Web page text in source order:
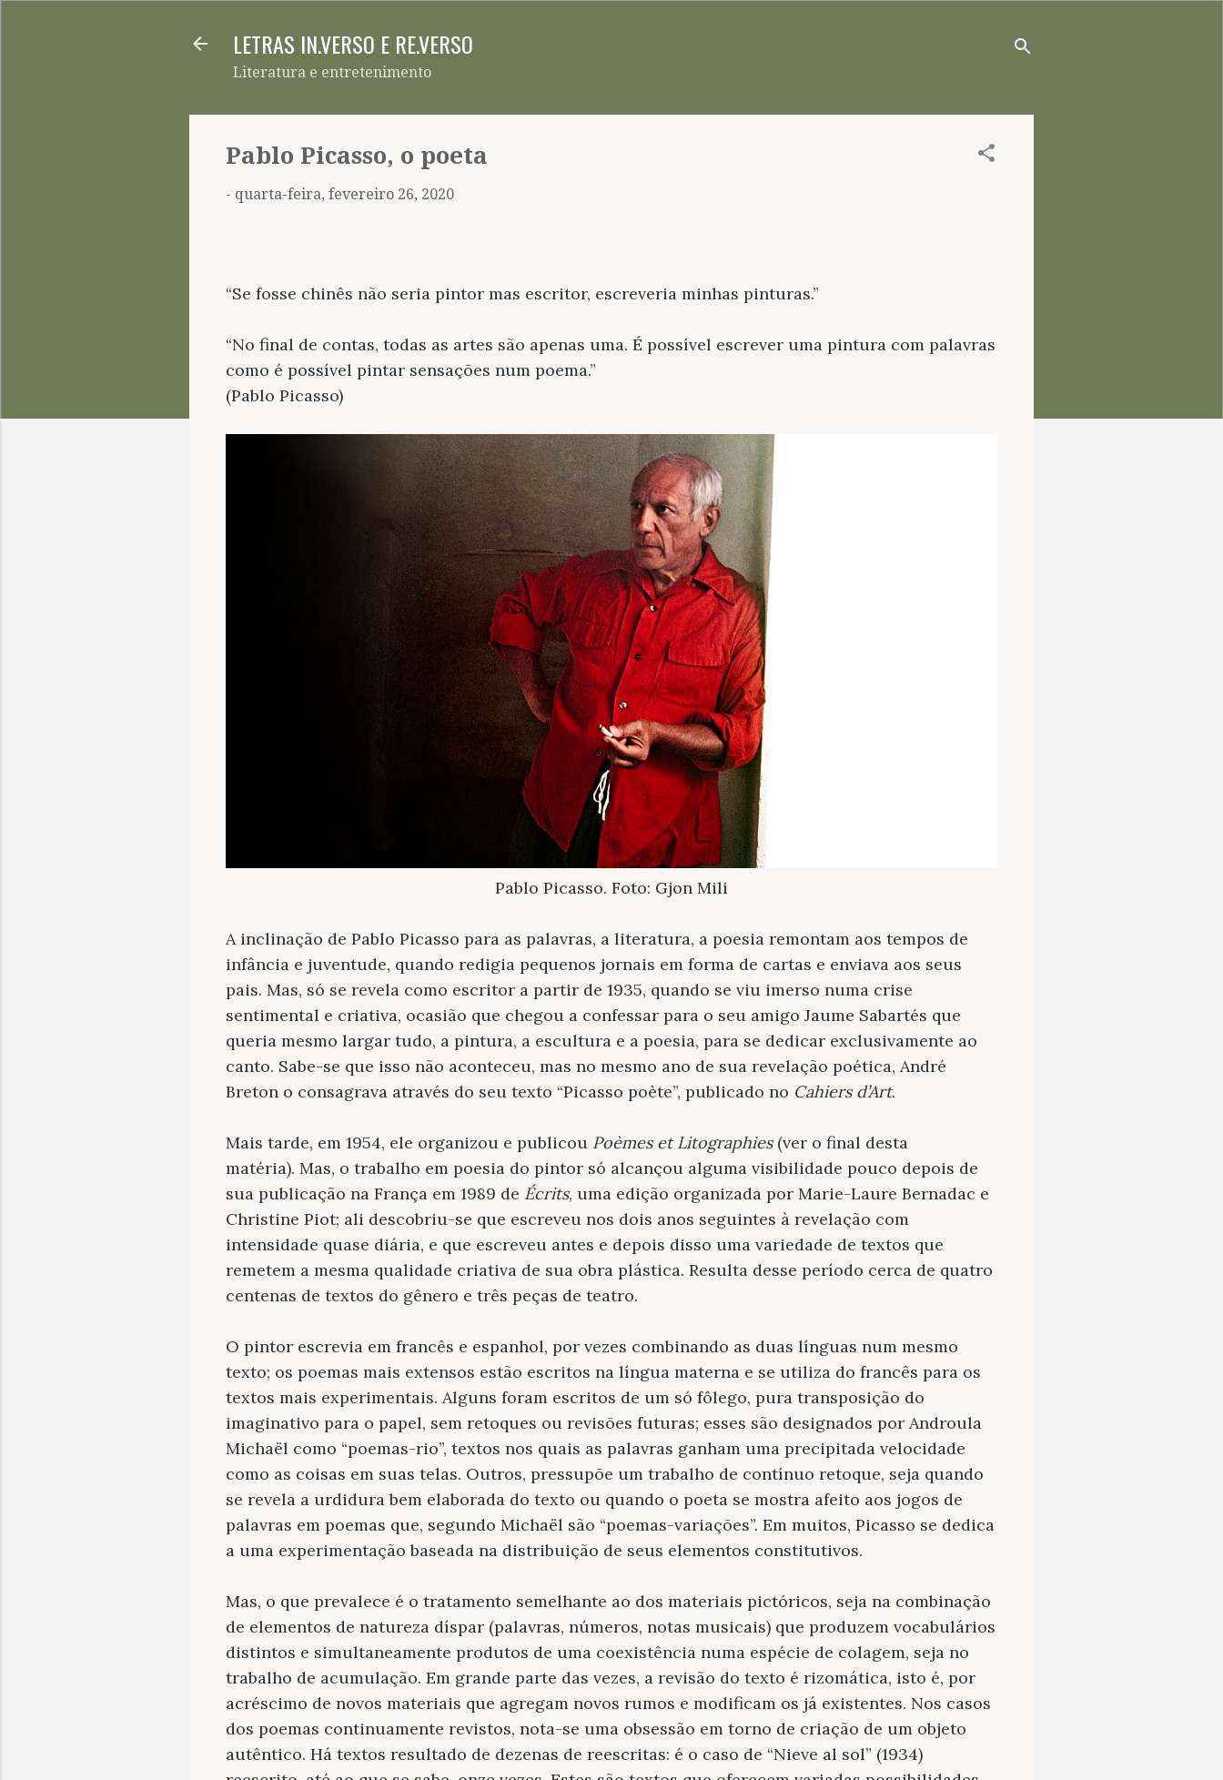
LETRAS IN.VERSO E RE.VERSO
Literatura e entretenimento
Pablo Picasso, o poeta
- quarta-feira, fevereiro 26, 2020
“Se fosse chinês não seria pintor mas escritor, escreveria minhas pinturas.”
“No final de contas, todas as artes são apenas uma. É possível escrever uma pintura com palavras
como é possível pintar sensações num poema.”
(Pablo Picasso)
Pablo Picasso. Foto: Gjon Mili
A inclinação de Pablo Picasso para as palavras, a literatura, a poesia remontam aos tempos de
infância e juventude, quando redigia pequenos jornais em forma de cartas e enviava aos seus
pais. Mas, só se revela como escritor a partir de 1935, quando se viu imerso numa crise
sentimental e criativa, ocasião que chegou a confessar para o seu amigo Jaume Sabartés que
queria mesmo largar tudo, a pintura, a escultura e a poesia, para se dedicar exclusivamente ao
canto. Sabe-se que isso não aconteceu, mas no mesmo ano de sua revelação poética, André
Breton o consagrava através do seu texto “Picasso poète”, publicado no Cahiers d’Art.
Mais tarde, em 1954, ele organizou e publicou Poèmes et Litographies (ver o final desta
matéria). Mas, o trabalho em poesia do pintor só alcançou alguma visibilidade pouco depois de
sua publicação na França em 1989 de Écrits, uma edição organizada por Marie-Laure Bernadac e
Christine Piot; ali descobriu-se que escreveu nos dois anos seguintes à revelação com
intensidade quase diária, e que escreveu antes e depois disso uma variedade de textos que
remetem a mesma qualidade criativa de sua obra plástica. Resulta desse período cerca de quatro
centenas de textos do gênero e três peças de teatro.
O pintor escrevia em francês e espanhol, por vezes combinando as duas línguas num mesmo
texto; os poemas mais extensos estão escritos na língua materna e se utiliza do francês para os
textos mais experimentais. Alguns foram escritos de um só fôlego, pura transposição do
imaginativo para o papel, sem retoques ou revisões futuras; esses são designados por Androula
Michaël como “poemas-rio”, textos nos quais as palavras ganham uma precipitada velocidade
como as coisas em suas telas. Outros, pressupõe um trabalho de contínuo retoque, seja quando
se revela a urdidura bem elaborada do texto ou quando o poeta se mostra afeito aos jogos de
palavras em poemas que, segundo Michaël são “poemas-variações”. Em muitos, Picasso se dedica
a uma experimentação baseada na distribuição de seus elementos constitutivos.
Mas, o que prevalece é o tratamento semelhante ao dos materiais pictóricos, seja na combinação
de elementos de natureza díspar (palavras, números, notas musicais) que produzem vocabulários
distintos e simultaneamente produtos de uma coexistência numa espécie de colagem, seja no
trabalho de acumulação. Em grande parte das vezes, a revisão do texto é rizomática, isto é, por
acréscimo de novos materiais que agregam novos rumos e modificam os já existentes. Nos casos
dos poemas continuamente revistos, nota-se uma obsessão em torno de criação de um objeto
autêntico. Há textos resultado de dezenas de reescritas: é o caso de “Nieve al sol” (1934)